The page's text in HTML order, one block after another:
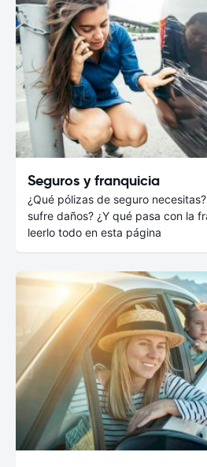
Seguros y franquicia
¿Qué pólizas de seguro
sufre daños? ¿Y qué pasa con la
leerlo todo en esta página